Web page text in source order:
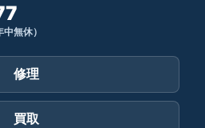
無休）
修理
買取